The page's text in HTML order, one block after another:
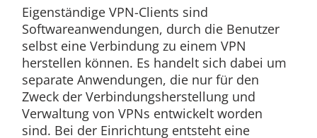
Eigenständige VPN-Clients sind
Softwareanwendungen, durch die Benutzer
selbst eine Verbindung zu einem VPN
herstellen können. Es handelt sich dabei um
separate Anwendungen, die nur für den
Zweck der Verbindungsherstellung und
Verwaltung von VPNs entwickelt worden
sind. Bei der Einrichtung entsteht eine